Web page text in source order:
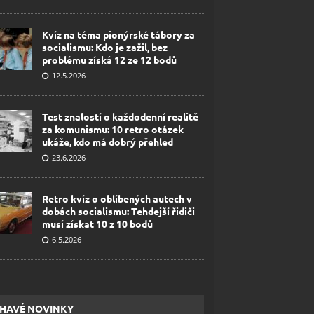
Kvíz na téma pionýrské tábory za
socialismu: Kdo je zažil, bez
problému získá 12 ze 12 bodů
12.5.2026
Test znalostí o každodenní realitě
za komunismu: 10 retro otázek
ukáže, kdo má dobrý přehled
23.6.2026
Retro kvíz o oblíbených autech v
dobách socialismu: Tehdejší řidiči
musí získat 10 z 10 bodů
6.5.2026
NOVINKY